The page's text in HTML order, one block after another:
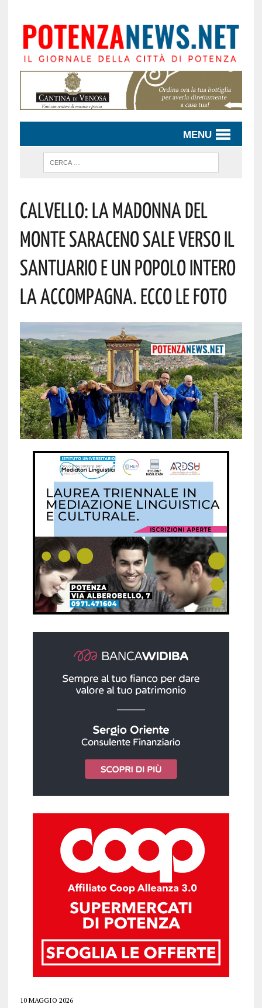
MENU
Calvello: La Madonna Del
Monte Saraceno Sale Verso Il
Santuario E Un Popolo Intero
La Accompagna. Ecco Le Foto
10 MAGGIO 2026